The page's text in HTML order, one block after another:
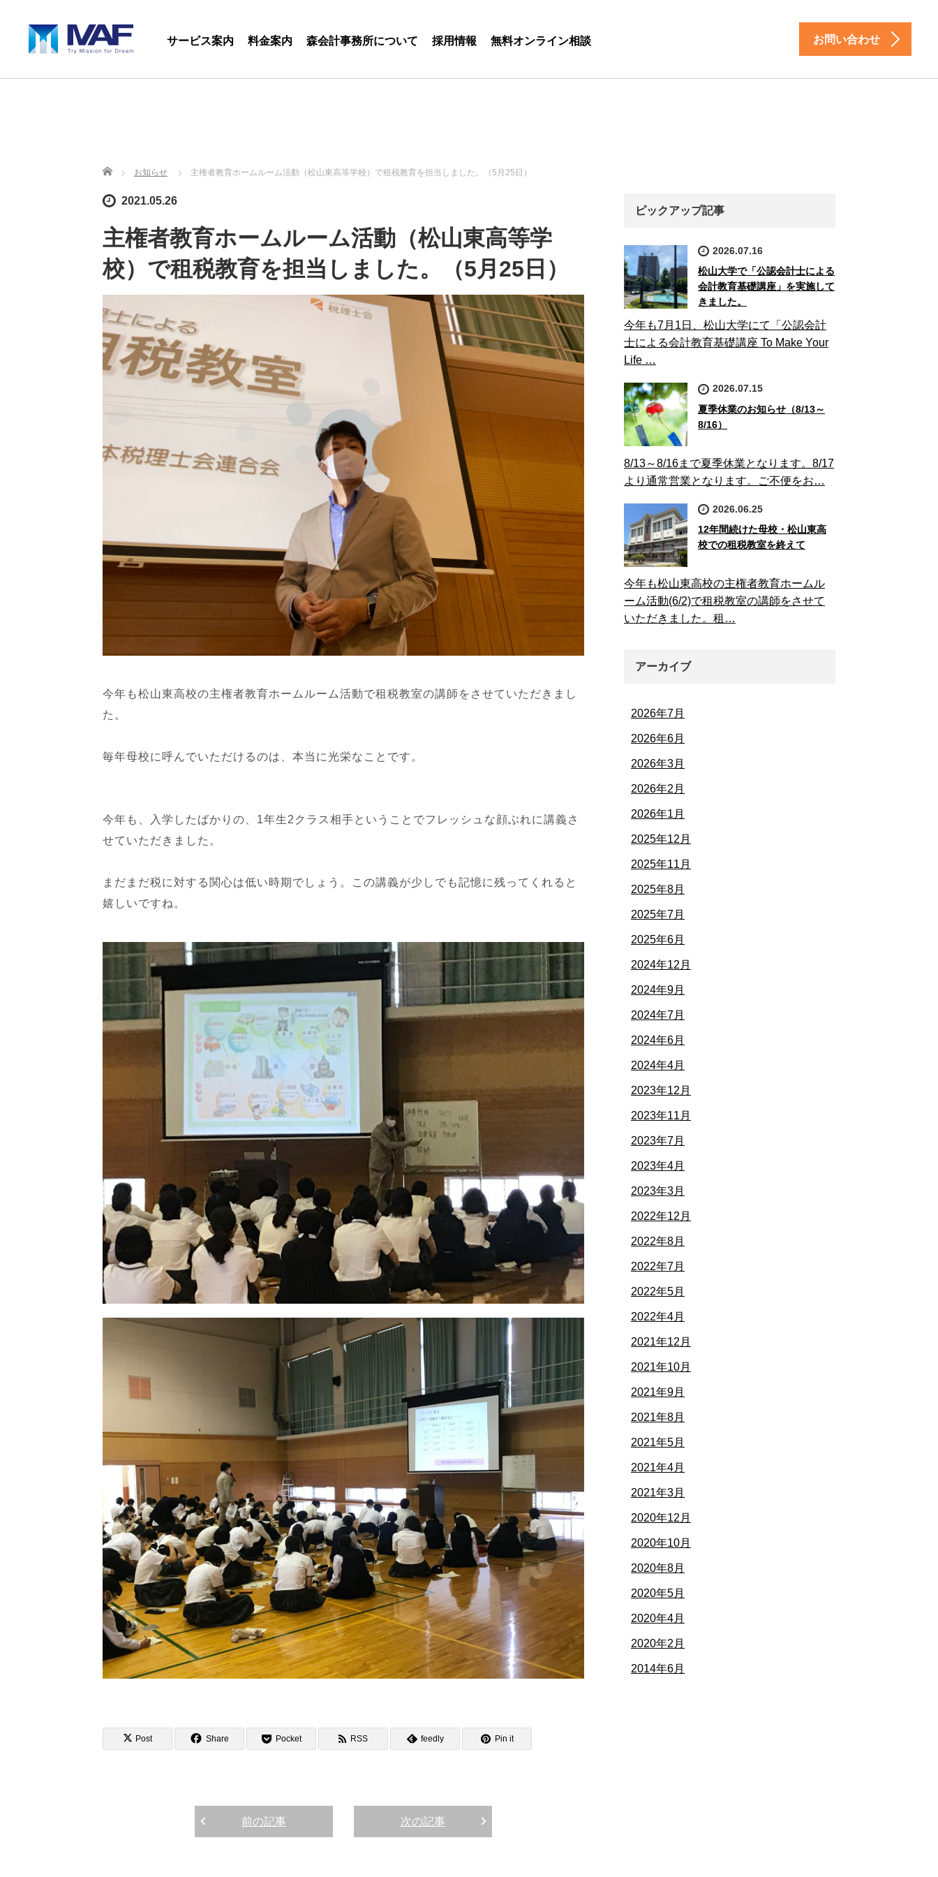
サービス案内 料金案内 森会計事務所について 採用情報 無料オンライン相談 お問い合わせ
ホーム お知らせ 主権者教育ホームルーム活動（松山東高等学校）で租税教育を担当しました。（5月25日）
2021.05.26
主権者教育ホームルーム活動（松山東高等学
校）で租税教育を担当しました。（5月25日）
今年も松山東高校の主権者教育ホームルーム活動で租税教室の講師をさせていただきまし
た。
毎年母校に呼んでいただけるのは、本当に光栄なことです。
今年も、入学したばかりの、1年生2クラス相手ということでフレッシュな顔ぶれに講義さ
せていただきました。
まだまだ税に対する関心は低い時期でしょう。この講義が少しでも記憶に残ってくれると
嬉しいですね。
Post Share Pocket RSS feedly Pin it
前の記事 次の記事
ピックアップ記事
2026.07.16
松山大学で「公認会計士による
会計教育基礎講座」を実施して
きました。
今年も7月1日、松山大学にて「公認会計
士による会計教育基礎講座 To Make Your
Life …
2026.07.15
夏季休業のお知らせ（8/13～
8/16）
8/13～8/16まで夏季休業となります。8/17
より通常営業となります。ご不便をお…
2026.06.25
12年間続けた母校・松山東高
校での租税教室を終えて
今年も松山東高校の主権者教育ホームル
ーム活動(6/2)で租税教室の講師をさせて
いただきました。租…
アーカイブ
2026年7月
2026年6月
2026年3月
2026年2月
2026年1月
2025年12月
2025年11月
2025年8月
2025年7月
2025年6月
2024年12月
2024年9月
2024年7月
2024年6月
2024年4月
2023年12月
2023年11月
2023年7月
2023年4月
2023年3月
2022年12月
2022年8月
2022年7月
2022年5月
2022年4月
2021年12月
2021年10月
2021年9月
2021年8月
2021年5月
2021年4月
2021年3月
2020年12月
2020年10月
2020年8月
2020年5月
2020年4月
2020年2月
2014年6月